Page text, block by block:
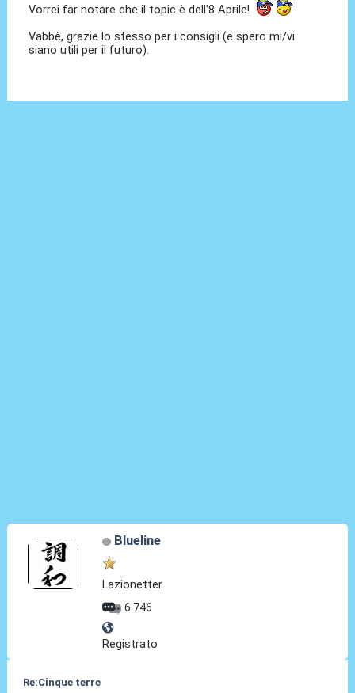
Vorrei far notare che il topic è dell'8 Aprile!
Vabbè, grazie lo stesso per i consigli (e spero mi/vi
siano utili per il futuro).
Blueline
Lazionetter
6.746
Registrato
Re:Cinque terre